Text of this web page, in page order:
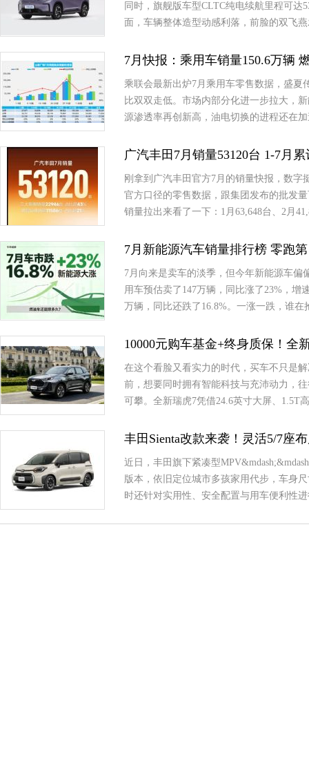
同时，旗舰版车型CLTC纯电续航里程可
面，车辆整体造型动感利落，前脸的双飞
7月快报：乘用车销量150.6万辆
乘联会最新出炉7月乘用车零售数据，盛夏
比双双走低。市场内部分化进一步拉大，
源渗透率再创新高，油电切换的进程还在
广汽丰田7月销量53120台 1-7月
刚拿到广汽丰田官方7月的销量快报，数字
官方口径的零售数据，跟集团发布的批发
销量拉出来看了一下：1月63,648台、2月
7月新能源汽车销量排行榜 零跑
7月向来是卖车的淡季，但今年新能源车
用车预估卖了147万辆，同比涨了23%，增
万辆，同比还跌了16.8%。一涨一跌，谁
10000元购车基金+终身质保！全
在这个看脸又看实力的时代，买车不只是
前，想要同时拥有智能科技与充沛动力，
可攀。全新瑞虎7凭借24.6英寸大屏、1.5T
丰田Sienta改款来袭！灵活5/7座
近日，丰田旗下紧凑型
版本，依旧定位城市多孩家用代步，车身
时还针对实用性、安全配置与用车便利性